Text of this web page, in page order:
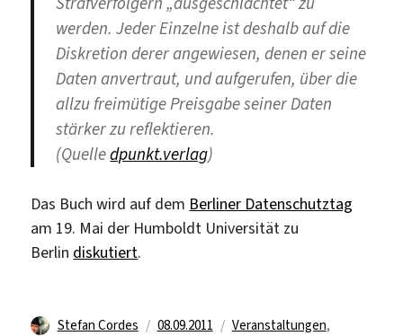
werden. Jeder Einzelne ist deshalb auf die
Diskretion derer angewiesen, denen er seine
Daten anvertraut, und aufgerufen, über die
allzu freimütige Preisgabe seiner Daten
stärker zu reflektieren.
(Quelledpunkt.verlag)
Das Buch wird auf dem Berliner Datenschutztag
am 19. Mai der Humboldt Universität zu
Berlin diskutiert.
Autor
Stefan Cordes
Veröffentlicht
08.09.2011 Kategorien
Veranstaltungen,